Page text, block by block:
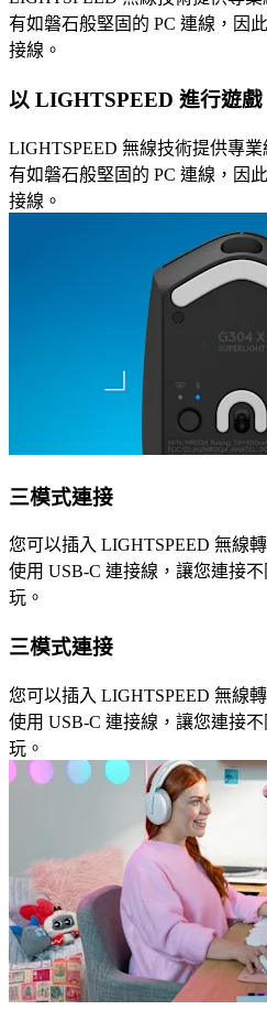
有如磐石般堅固的 PC 連線，因
接線。
以 LIGHTSPEED 進行遊戲
LIGHTSPEED 無線技術提供專
有如磐石般堅固的 PC 連線，因
接線。
三模式連接
您可以插入 LIGHTSPEED 無線
使用 USB-C 連接線，讓您連接
玩。
三模式連接
您可以插入 LIGHTSPEED 無線
使用 USB-C 連接線，讓您連接
玩。